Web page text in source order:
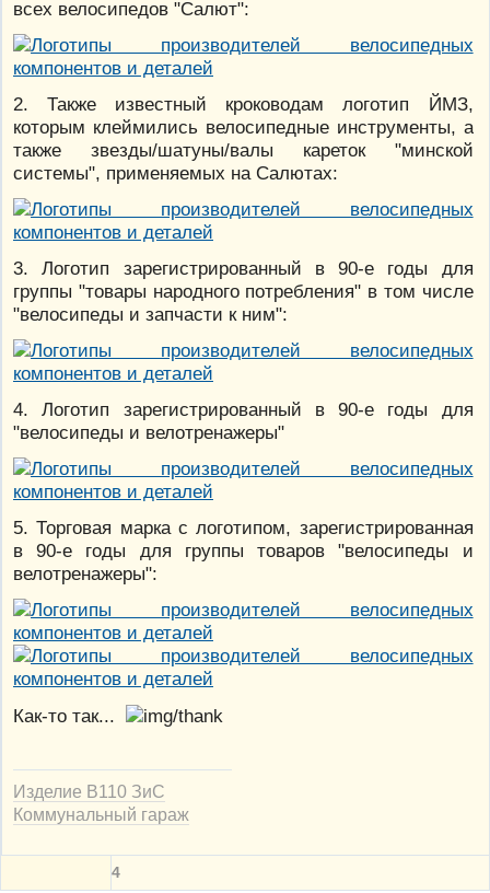
всех велосипедов "Салют":
2. Также известный кроководам логотип ЙМЗ,
которым клеймились велосипедные инструменты, а
также звезды/шатуны/валы кареток "минской
системы", применяемых на Салютах:
3. Логотип зарегистрированный в 90-е годы для
группы "товары народного потребления" в том числе
"велосипеды и запчасти к ним":
4. Логотип зарегистрированный в 90-е годы для
"велосипеды и велотренажеры"
5. Торговая марка с логотипом, зарегистрированная
в 90-е годы для группы товаров "велосипеды и
велотренажеры":
Как-то так...
Изделие В110 ЗиС
Коммунальный гараж
4